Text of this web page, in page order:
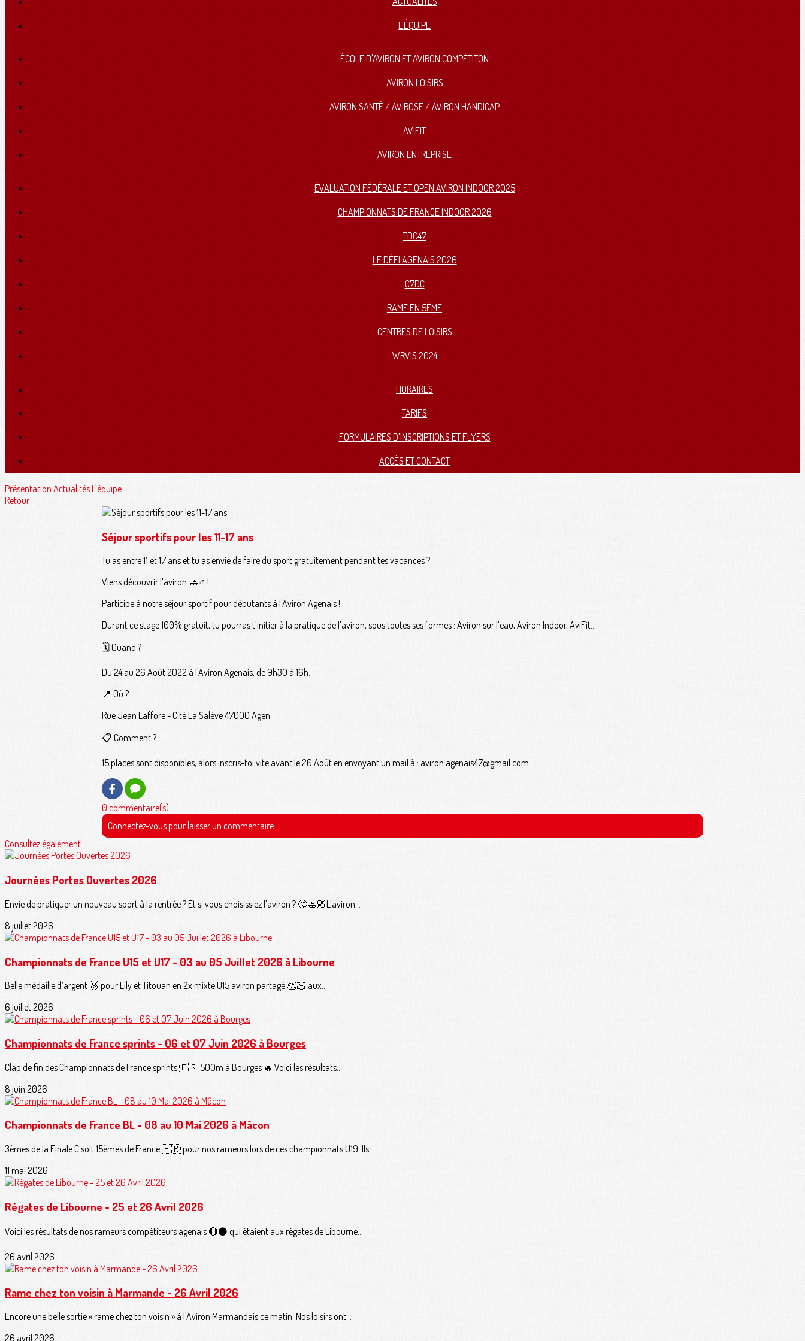
L'ÉQUIPE
ÉCOLE D'AVIRON ET AVIRON COMPÉTITON
AVIRON LOISIRS
AVIRON SANTÉ / AVIROSE / AVIRON HANDICAP
AVIFIT
AVIRON ENTREPRISE
ÉVALUATION FÉDÉRALE ET OPEN AVIRON INDOOR 2025
CHAMPIONNATS DE FRANCE INDOOR 2026
TDC47
LE DÉFI AGENAIS 2026
C7DC
RAME EN 5ÈME
CENTRES DE LOISIRS
WRVIS 2024
HORAIRES
TARIFS
FORMULAIRES D'INSCRIPTIONS ET FLYERS
ACCÈS ET CONTACT
Présentation ActualitésL'équipe
Retour
Séjour sportifs pour les 11-17 ans
Tu as entre 11 et 17 ans et tu as envie de faire du sport gratuitement pendant tes vacances ?
Viens découvrir l'aviron 🚣♂️ !
Participe à notre séjour sportif pour débutants à l'Aviron Agenais !
Durant ce stage 100% gratuit, tu pourras t'initier à la pratique de l'aviron, sous toutes ses formes : Aviron sur l'eau, Aviron Indoor, AviFit...
🗓️ Quand ?
Du 24 au 26 Août 2022 à l'Aviron Agenais, de 9h30 à 16h.
📍 Où ?
Rue Jean Laffore - Cité La Salève 47000 Agen
📋 Comment ?
15 places sont disponibles, alors inscris-toi vite avant le 20 Août en envoyant un mail à : aviron.agenais47@gmail.com
0 commentaire(s)
Connectez-vous pour laisser un commentaire
Consultez également
Journées Portes Ouvertes 2026
Envie de pratiquer un nouveau sport à la rentrée ? Et si vous choisissiez l'aviron ? 🤔🚣🏼L'aviron...
8 juillet 2026
Championnats de France U15 et U17 - 03 au 05 Juillet 2026 à Libourne
Belle médaille d’argent 🥈 pour Lily et Titouan en 2x mixte U15 aviron partagé 👏🏻 aux...
6 juillet 2026
Championnats de France sprints - 06 et 07 Juin 2026 à Bourges
Clap de fin des Championnats de France sprints 🇫🇷 500m à Bourges 🔥.Voici les résultats...
8 juin 2026
Championnats de France BL - 08 au 10 Mai 2026 à Mâcon
3èmes de la Finale C soit 15èmes de France 🇫🇷 pour nos rameurs lors de ces championnats U19. Ils...
11 mai 2026
Régates de Libourne - 25 et 26 Avril 2026
Voici les résultats de nos rameurs compétiteurs agenais 🔴⚫️ qui étaient aux régates de Libourne...
26 avril 2026
Rame chez ton voisin à Marmande - 26 Avril 2026
Encore une belle sortie « rame chez ton voisin » à l'Aviron Marmandais ce matin. Nos loisirs ont...
26 avril 2026